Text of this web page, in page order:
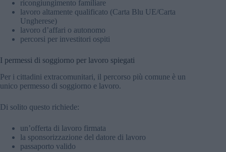
ricongiungimento familiare
lavoro altamente qualificato (Carta Blu UE/Carta
Ungherese)
lavoro d’affari o autonomo
percorsi per investitori ospiti
I permessi di soggiorno per lavoro spiegati
Per i cittadini extracomunitari, il percorso più comune è un
unico permesso di soggiorno e lavoro.
Di solito questo richiede:
un’offerta di lavoro firmata
la sponsorizzazione del datore di lavoro
passaporto valido